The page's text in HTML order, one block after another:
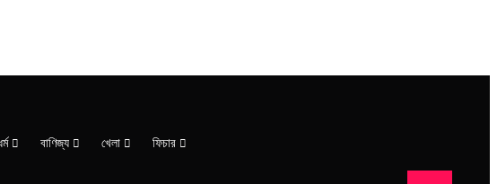
বাণিজ্য খেলা ফিচার